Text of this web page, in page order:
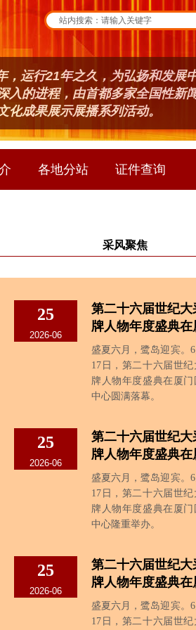
各地分站 证件查询
，运行21年之久， 为弘扬和发展
入的进程，由首都多家全国性新
成果展示展播系列活动。
采风聚焦
25
2026-06
第二十六届世纪大
牌人物年度盛典在
盛夏六月，鹭岛迎宾。
17日，第二十六届世
牌人物年度盛典在厦
中心圆满落幕。
25
2026-06
第二十六届世纪大
牌人物年度盛典在
盛夏六月，鹭岛迎宾。
17日，第二十六届世
牌人物年度盛典在厦
中心隆重举办。
25
2026-06
第二十六届世纪大
牌人物年度盛典在
盛夏六月，鹭岛迎宾。
17日，第二十六届世